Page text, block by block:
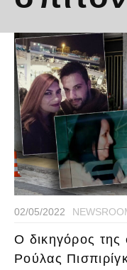
02/05/2022
Ο δικηγόρος της
Ρούλας